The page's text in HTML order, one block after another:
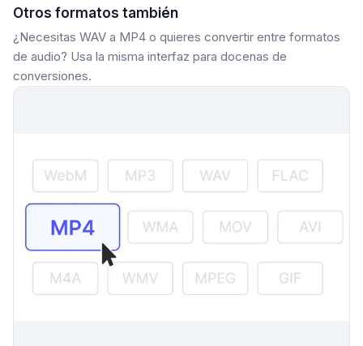
Otros formatos también
¿Necesitas WAV a MP4 o quieres convertir entre formatos
de audio? Usa la misma interfaz para docenas de
conversiones.